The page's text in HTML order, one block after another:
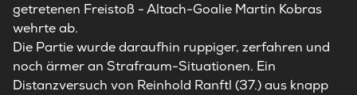
getretenen Freistoß - Altach-Goalie Martin Kobras
wehrte ab.
Die Partie wurde daraufhin ruppiger, zerfahren und
noch ärmer an Strafraum-Situationen. Ein
Distanzversuch von Reinhold Ranftl (37.) aus knapp